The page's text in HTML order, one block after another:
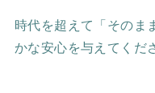
時代を超えて「そのま
かな安心を与えてくだ